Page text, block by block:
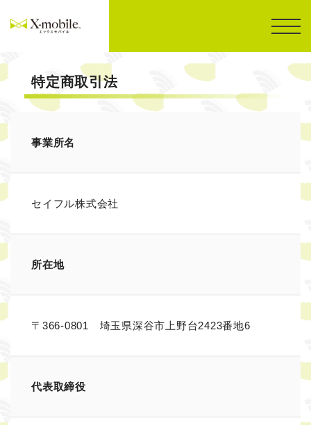
特定商取引法
事業所名
セイフル株式会社
所在地
〒366-0801 埼玉県深谷市上野台2423番地6
代表取締役